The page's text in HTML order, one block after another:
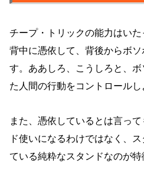
チープ・トリックの能力はい
背中に憑依して、背後からボ
す。ああしろ、こうしろと、
た人間の行動をコントロールし
また、憑依しているとは言っ
ド使いになるわけではなく、
ている純粋なスタンドなのが特